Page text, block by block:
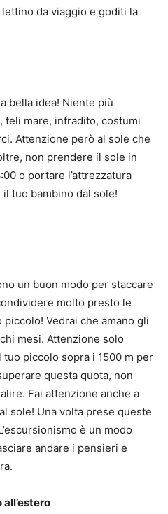
da viaggio e goditi la
bella idea! Niente più
teli mare, infradito, costumi
Attenzione però al sole che
non prendere il sole in
o portare l’attrezzatura
tuo bambino dal sole!
un buon modo per staccare
molto presto le
piccolo! Vedrai che amano gli
mesi. Attenzione solo
piccolo sopra i 1500 m per
questa quota, non
Fai attenzione anche a
sole! Una volta prese queste
è un modo
andare i pensieri e